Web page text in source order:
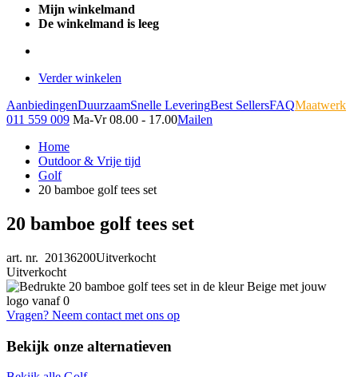
Mijn winkelmand
De winkelmand is leeg
Verder winkelen
AanbiedingenDuurzaamSnelle LeveringBest SellersFAQMaatwerk
011 559 009 Ma-Vr 08.00 - 17.00Mailen
Home
Outdoor & Vrije tijd
Golf
20 bamboe golf tees set
20 bamboe golf tees set
art. nr. 20136200Uitverkocht
Uitverkocht
Vragen? Neem contact met ons op
Bekijk onze alternatieven